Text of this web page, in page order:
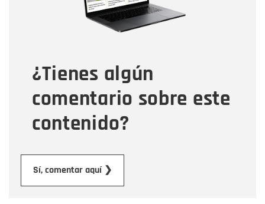
¿Tienes algún
comentario sobre este
contenido?
Sí, comentar aquí ❯
Tipo de comentario
Mensaje